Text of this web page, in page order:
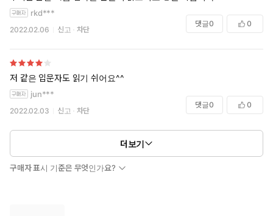
rkd***
2022.02.06 신고 차단
댓글0 0
저 같은 입문자도 읽기 쉬어요^^
jun***
2022.02.03 신고 차단
댓글0 0
더보기
구매자 표시 기준은 무엇인가요?